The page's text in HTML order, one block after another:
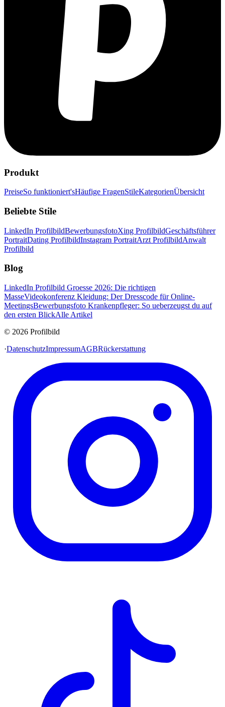
Produkt
PreiseSo funktioniert'sHäufige FragenStileKategorienÜbersicht
Beliebte Stile
LinkedIn ProfilbildBewerbungsfotoXing ProfilbildGeschäftsführer
PortraitDating ProfilbildInstagram PortraitArzt ProfilbildAnwalt
Profilbild
Blog
LinkedIn Profilbild Groesse 2026: Die richtigen
MasseVideokonferenz Kleidung: Der Dresscode für Online-
MeetingsBewerbungsfoto Krankenpfleger: So ueberzeugst du auf
den ersten BlickAlle Artikel
© 2026 Profilbild
·DatenschutzImpressumAGBRückerstattung